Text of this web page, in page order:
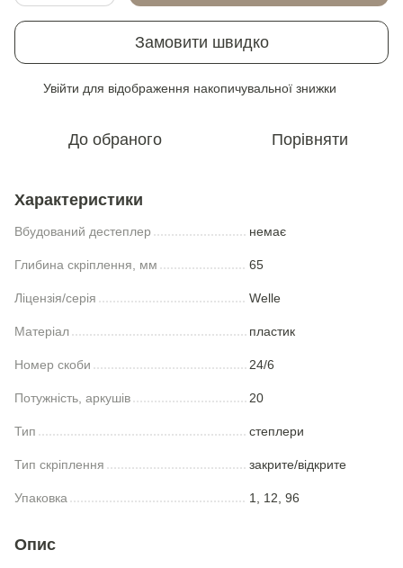
Замовити швидко
Увійти для відображення накопичувальної знижки
До обраного Порівняти
Характеристики
Вбудований дестеплер немає
Глибина скріплення, мм 65
Ліцензія/серія Welle
Матеріал пластик
Номер скоби 24/6
Потужність, аркушів 20
Тип степлери
Тип скріплення закрите/відкрите
Упаковка 1, 12, 96
Опис